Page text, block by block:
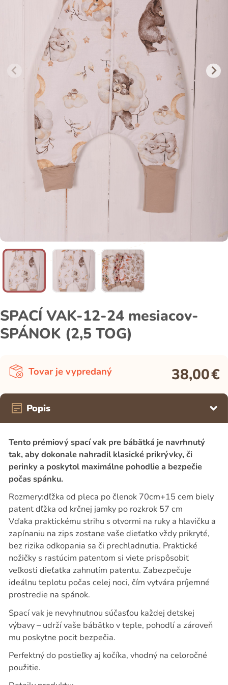
SPACÍ VAK-12-24 mesiacov-
SPÁNOK (2,5 TOG)
Tovar je vypredaný 38,00€
Popis
Tento prémiový spací vak pre bábätká je navrhnutý
tak, aby dokonale nahradil klasické prikrývky, či
perinky a poskytol maximálne pohodlie a bezpečie
počas spánku.
Rozmery:dľžka od pleca po členok 70cm+15 cem biely
patent dľžka od krčnej jamky po rozkrok 57 cm
Vďaka praktickému strihu s otvormi na ruky a hlavičku a
zapínaniu na zips zostane vaše dieťatko vždy prikryté,
bez rizika odkopania sa či prechladnutia. Praktické
nožičky s rastúcim patentom si viete prispôsobiť
veľkosti dieťatka zahnutím patentu. Zabezpečuje
ideálnu teplotu počas celej noci, čím vytvára príjemné
prostredie na spánok.
Spací vak je nevyhnutnou súčasťou každej detskej
výbavy – udrží vaše bábätko v teple, pohodlí a zároveň
mu poskytne pocit bezpečia.
Perfektný do postieľky aj kočíka, vhodný na celoročné
použitie.